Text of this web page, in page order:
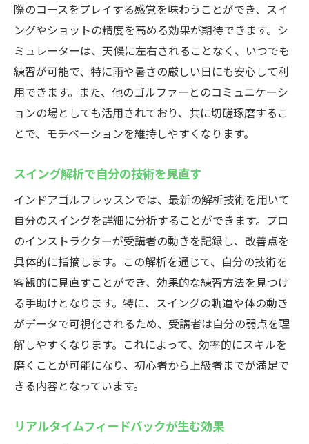
際のコースをプレイする感覚を味わうことができ、スイ
ングやショットの精度を高める効果が期待できます。シ
ミュレーターは、天候に左右されることなく、いつでも
練習が可能で、特に雨や暑さの厳しい日にも安心して利
用できます。また、他のゴルファーとのコミュニケーシ
ョンの場としても活用されており、共に切磋琢磨するこ
とで、モチベーションを維持しやすくなります。
スイング解析で自分の技術を見直す
インドアゴルフレッスンでは、最新の解析技術を用いて
自分のスイングを詳細に分析することができます。プロ
のインストラクターが受講者の動きを記録し、改善点を
具体的に指摘します。この解析を通じて、自分の技術を
客観的に見直すことができ、効果的な練習方法を見つけ
る手助けとなります。特に、スイングの軌道や体の動き
がデータで可視化されるため、受講者は自分の弱点を理
解しやすくなります。これによって、効率的にスキルを
磨くことが可能になり、初心者から上級者までが満足で
きる内容となっています。
リアルタイムフィードバックが生む効果